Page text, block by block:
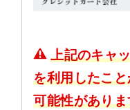
上記のキャ
を利用したこ
可能性があり